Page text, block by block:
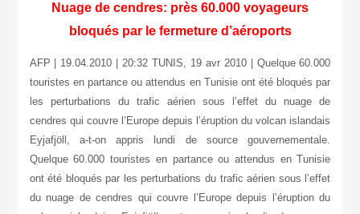
Nuage de cendres: près 60.000 voyageurs
bloqués par le fermeture d’aéroports
AFP | 19.04.2010 | 20:32 TUNIS, 19 avr 2010 | Quelque 60.000
touristes en partance ou attendus en Tunisie ont été bloqués par
les perturbations du trafic aérien sous l’effet du nuage de
cendres qui couvre l’Europe depuis l’éruption du volcan islandais
Eyjafjöll, a-t-on appris lundi de source gouvernementale.
Quelque 60.000 touristes en partance ou attendus en Tunisie
ont été bloqués par les perturbations du trafic aérien sous l’effet
du nuage de cendres qui couvre l’Europe depuis l’éruption du